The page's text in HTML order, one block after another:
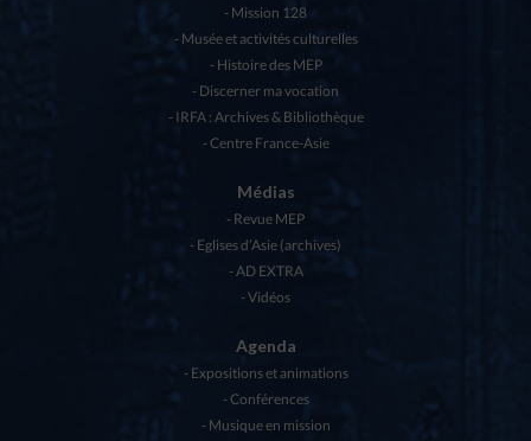
Mission 128
Musée et activités culturelles
Histoire des MEP
Discerner ma vocation
IRFA : Archives & Bibliothèque
Centre France-Asie
Médias
Revue MEP
Eglises d’Asie (archives)
AD EXTRA
Vidéos
Agenda
Expositions et animations
Conférences
Musique en mission